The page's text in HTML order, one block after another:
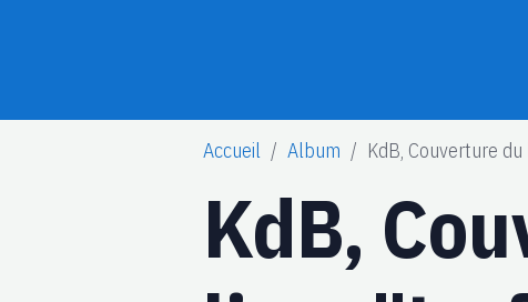
Accueil Album KdB, Couverture
KdB,